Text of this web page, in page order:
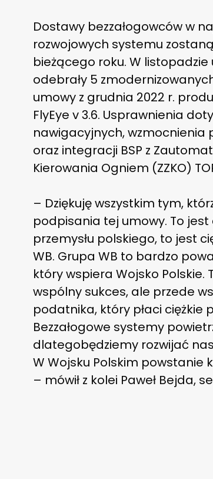
Dostawy bezzałogowców w
rozwojowych systemu
bieżącego roku. W listopadzie
odebrały 5
umowy z grudnia 2022 r.
FlyEye v 3.6. Usprawnienia
nawigacyjnych, wzmocnienia
oraz integracji BSP z
Kierowania Ogniem (ZZKO)
– Dziękuję wszystkim tym,
podpisania tej umowy. To
przemysłu polskiego, to jest
WB. Grupa WB to bardzo
który wspiera Wojsko Polskie.
wspólny sukces, ale przede
podatnika, który płaci ciężkie
Bezzałogowe systemy
dlategobędziemy rozwijać
W Wojsku Polskim
– mówił z kolei Paweł Bejda,